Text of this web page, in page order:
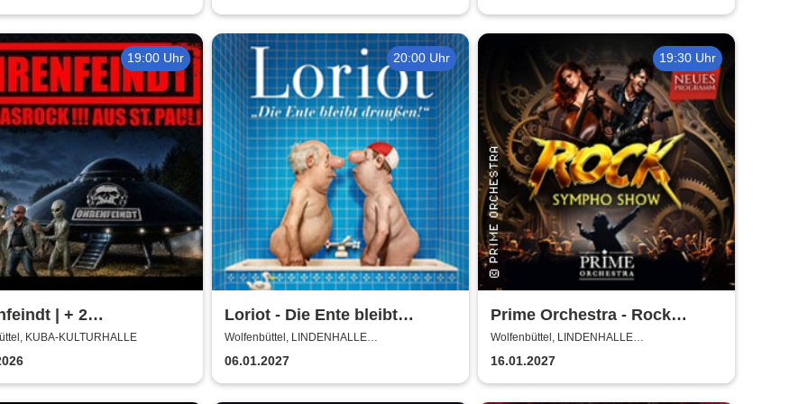
Tournee
19:00 Uhr
| + 2
KUBA-KULTURHALLE
20:00 Uhr
Loriot - Die Ente bleibt
draußen!
Wolfenbüttel, LINDENHALLE
WOLFENBÜTTEL
06.01.2027
19:30 Uhr
Prime Orchestra - Rock
Sympho Show
Wolfenbüttel, LINDENHALLE
WOLFENBÜTTEL
16.01.2027